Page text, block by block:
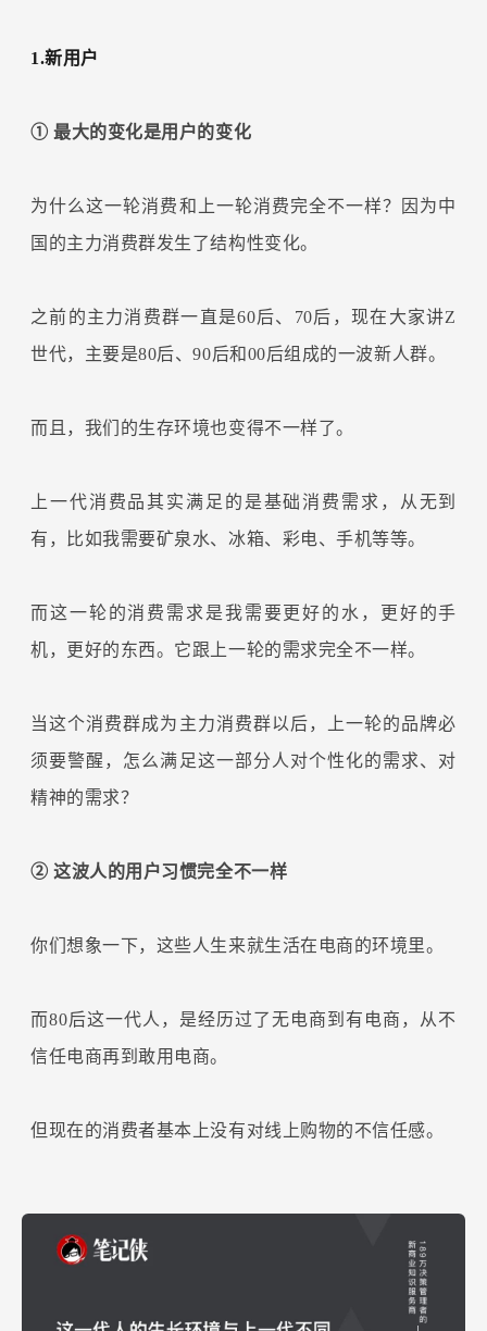
1.新用户
① 最大的变化是用户的变化
为什么这一轮消费和上一轮消费完全不一样？因为中
国的主力消费群发生了结构性变化。
之前的主力消费群一直是60后、70后，现在大家讲Z
世代，主要是80后、90后和00后组成的一波新人群。
而且，我们的生存环境也变得不一样了。
上一代消费品其实满足的是基础消费需求，从无到
有，比如我需要矿泉水、冰箱、彩电、手机等等。
而这一轮的消费需求是我需要更好的水，更好的手
机，更好的东西。它跟上一轮的需求完全不一样。
当这个消费群成为主力消费群以后，上一轮的品牌必
须要警醒，怎么满足这一部分人对个性化的需求、对
精神的需求？
② 这波人的用户习惯完全不一样
你们想象一下，这些人生来就生活在电商的环境里。
而80后这一代人，是经历过了无电商到有电商，从不
信任电商再到敢用电商。
但现在的消费者基本上没有对线上购物的不信任感。